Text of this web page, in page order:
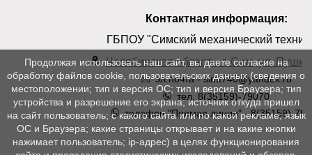
Контактная информация:
ГБПОУ "Симский механический
Челябинская область, г. Сим, ул.
эл.почта - simt740@yandex.ru
тел. 8(35159)-79070
телефон "Прямая линия" - 8(35159)-
Продолжая использовать наш сайт, вы даете согласие на
обработку файлов cookie, пользовательских данных (сведения о
местоположении; тип и версия ОС; тип и версия Браузера; тип
устройства и разрешение его экрана; источник откуда пришел
на сайт пользователь; с какого сайта или по какой рекламе; язык
ОС и Браузера; какие страницы открывает и на какие кнопки
нажимает пользователь; ip-адрес) в целях функционирования